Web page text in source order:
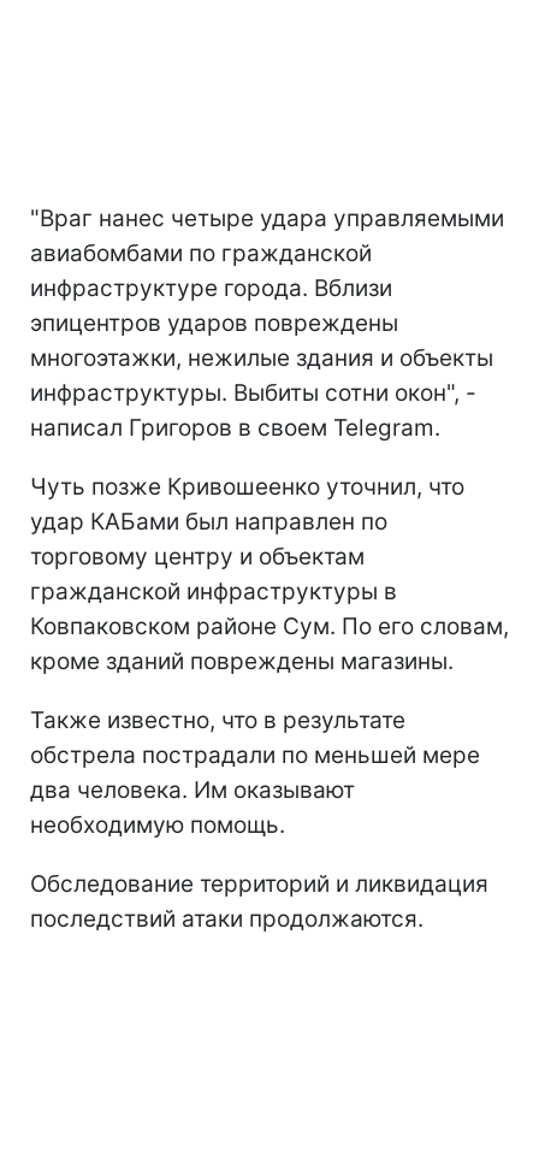
"Враг нанес четыре удара управляемыми
авиабомбами по гражданской
инфраструктуре города. Вблизи
эпицентров ударов повреждены
многоэтажки, нежилые здания и объекты
инфраструктуры. Выбиты сотни окон", -
написал Григоров в своем Telegram.
Чуть позже Кривошеенко уточнил, что
удар КАБами был направлен по
торговому центру и объектам
гражданской инфраструктуры в
Ковпаковском районе Сум. По его словам,
кроме зданий повреждены магазины.
Также известно, что в результате
обстрела пострадали по меньшей мере
два человека. Им оказывают
необходимую помощь.
Обследование территорий и ликвидация
последствий атаки продолжаются.